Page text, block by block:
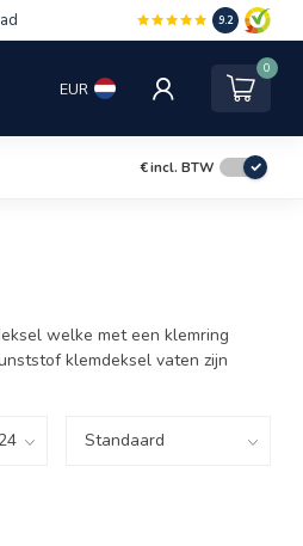
9.2
EUR
0
€incl. BTW
welke met een klemring
klemdeksel vaten zijn